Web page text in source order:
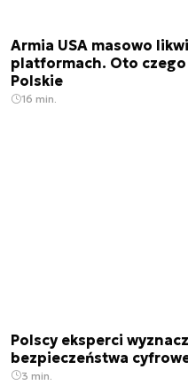
Armia USA masowo
platformach. Oto czego
Polskie
16 min.
Polscy eksperci
bezpieczeństwa
3 min.